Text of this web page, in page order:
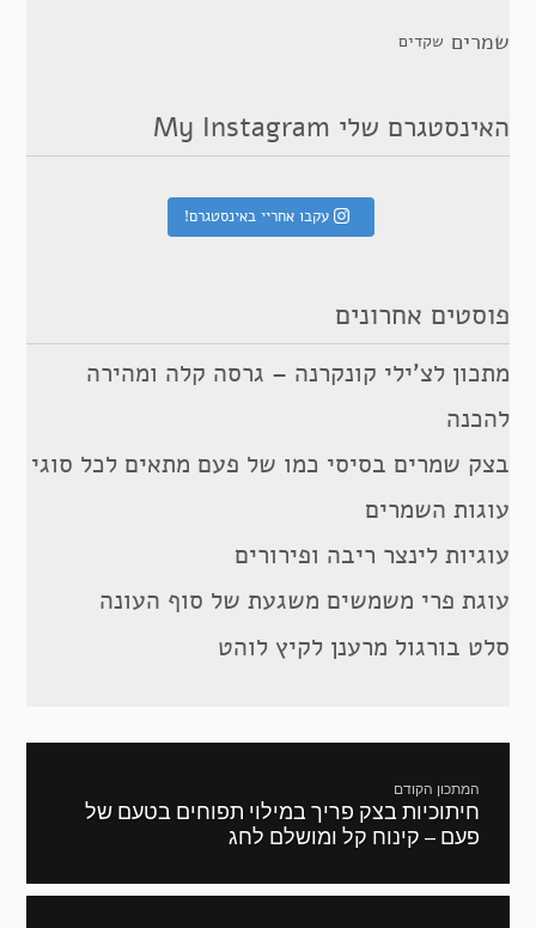
שמרים שקדים
האינסטגרם שלי My Instagram
עקבו אחריי באינסטגרם!
פוסטים אחרונים
מתכון לצ’ילי קונקרנה – גרסה קלה ומהירה
להכנה
בצק שמרים בסיסי כמו של פעם מתאים לכל סוגי
עוגות השמרים
עוגיות לינצר ריבה ופירורים
עוגת פרי משמשים משגעת של סוף העונה
סלט בורגול מרענן לקיץ לוהט
המתכון הקודם
מתכון
קודם:
חיתוכיות בצק פריך במילוי תפוחים בטעם של
פעם – קינוח קל ומושלם לחג